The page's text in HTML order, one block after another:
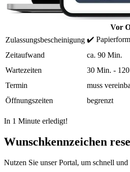
Vor
Zulassungsbescheinigung ✔️ Papierform
Zeitaufwand
ca. 90 Min.
Wartezeiten
30 Min. -
Termin
muss
Öffnungszeiten
begrenzt
In 1 Minute erledigt!
Wunschkennzeichen
Nutzen Sie unser Portal, um schnell